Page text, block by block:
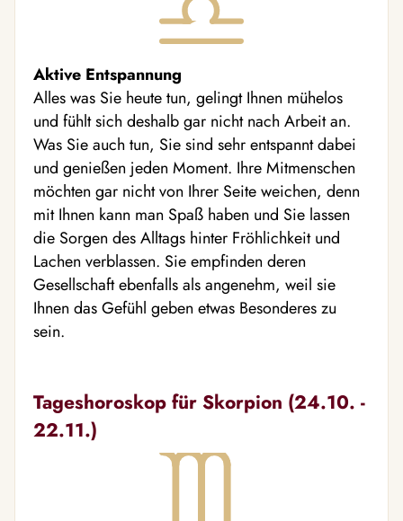
Aktive Entspannung
Alles was Sie heute tun, gelingt Ihnen mühelos
und fühlt sich deshalb gar nicht nach Arbeit an.
Was Sie auch tun, Sie sind sehr entspannt dabei
und genießen jeden Moment. Ihre Mitmenschen
möchten gar nicht von Ihrer Seite weichen, denn
mit Ihnen kann man Spaß haben und Sie lassen
die Sorgen des Alltags hinter Fröhlichkeit und
Lachen verblassen. Sie empfinden deren
Gesellschaft ebenfalls als angenehm, weil sie
Ihnen das Gefühl geben etwas Besonderes zu
sein.
Tageshoroskop für Skorpion (24.10. -
22.11.)